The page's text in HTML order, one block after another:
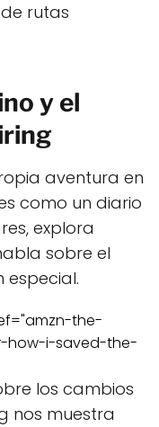
rutas
y el
aventura en
como un diario
explora
sobre el
especial.
the-
how-i-saved-the-
los cambios
nos muestra